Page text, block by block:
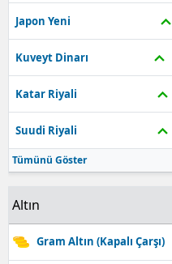
Japon Yeni
Kuveyt Dinarı
Katar Riyali
Suudi Riyali
Tümünü Göster
Altın
Gram Altın (Kapalı Çarşı)